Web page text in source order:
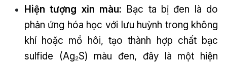
Hiện tượng xỉn màu: Bạc ta bị đen là do
phản ứng hóa học với lưu huỳnh trong không
khí hoặc mồ hôi, tạo thành hợp chất bạc
sulfide (Ag₂S) màu đen, đây là một hiện